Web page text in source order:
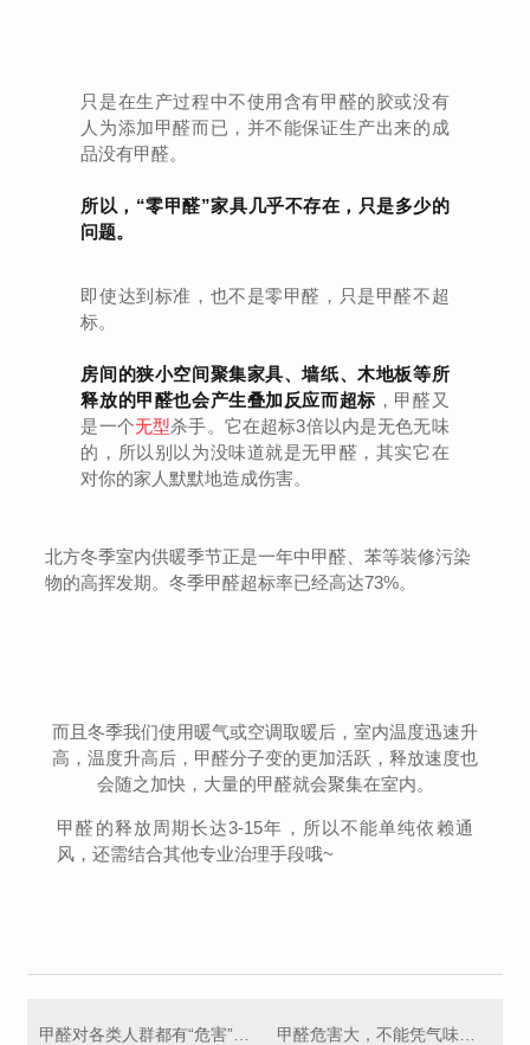
只是在生产过程中不使用含有甲醛的胶或没有
人为添加甲醛而已，并不能保证生产出来的成
品没有甲醛。
所以，“零甲醛”家具几乎不存在，只是多少的
问题。
即使达到标准，也不是零甲醛，只是甲醛不超
标。
房间的狭小空间聚集家具、墙纸、木地板等所
释放的甲醛也会产生叠加反应而超标，甲醛又
是一个无型杀手。它在超标3倍以内是无色无味
的，所以别以为没味道就是无甲醛，其实它在
对你的家人默默地造成伤害。
北方冬季室内供暖季节正是一年中甲醛、苯等装修污染
物的高挥发期。冬季甲醛超标率已经高达73%。
而且冬季我们使用暖气或空调取暖后，室内温度迅速升
高，温度升高后，甲醛分子变的更加活跃，释放速度也
会随之加快，大量的甲醛就会聚集在室内。
甲醛的释放周期长达3-15年，所以不能单纯依赖通
风，还需结合其他专业治理手段哦~